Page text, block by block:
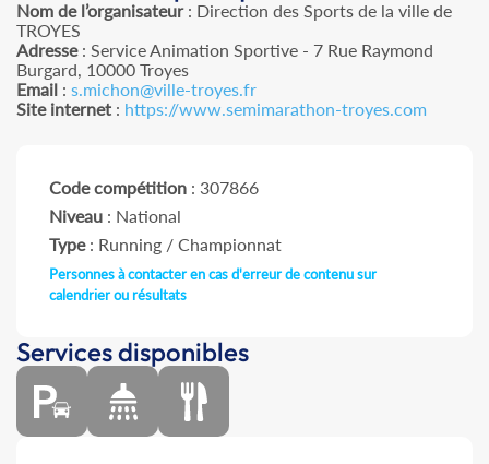
Nom de l’organisateur: Direction des Sports de la ville de
TROYES
Adresse: Service Animation Sportive - 7 Rue Raymond
Burgard, 10000 Troyes
Email : s.michon@ville-troyes.fr
Site internet : https://www.semimarathon-troyes.com
Code compétition : 307866
Niveau : National
Type: Running / Championnat
Personnes à contacter en cas d'erreur de contenu sur
calendrier ou résultats
Services disponibles